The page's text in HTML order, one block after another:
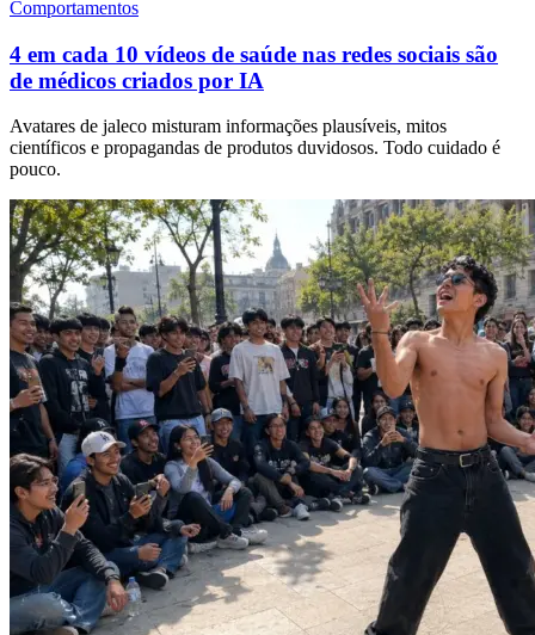
Comportamentos
4 em cada 10 vídeos de saúde nas redes sociais são
de médicos criados por IA
Avatares de jaleco misturam informações plausíveis, mitos
científicos e propagandas de produtos duvidosos. Todo cuidado é
pouco.